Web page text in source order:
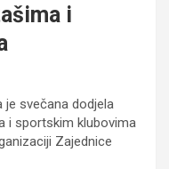
i
je svečana dodjela
i sportskim klubovima
Zajednice